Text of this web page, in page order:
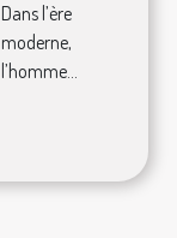
Dans l’ère
moderne,
l’homme...